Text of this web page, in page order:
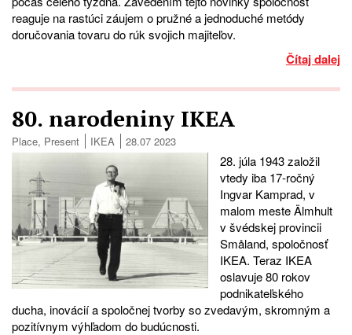
reaguje na rastúci záujem o pružné a jednoduché metódy
doručovania tovaru do rúk svojich majiteľov.
Čítaj dalej
80. narodeniny IKEA
Place, Present IKEA 28.07 2023
28. júla 1943 založil
vtedy iba 17-ročný
Ingvar Kamprad, v
malom meste Älmhult
v švédskej provincii
Småland, spoločnosť
IKEA. Teraz IKEA
oslavuje 80 rokov
podnikateľského
ducha, inovácií a spoločnej tvorby so zvedavým, skromným a
pozitívnym výhľadom do budúcnosti.